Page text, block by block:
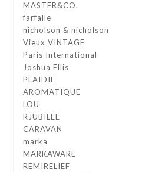
MASTER&CO.
farfalle
nicholson & nicholson
Vieux VINTAGE
Paris International
Joshua Ellis
PLAIDIE
AROMATIQUE
LOU
RJUBILEE
CARAVAN
marka
MARKAWARE
REMIRELIEF